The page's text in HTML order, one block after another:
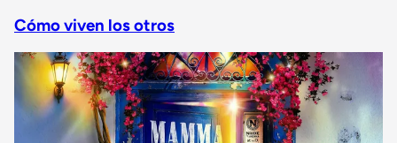
Cómo viven los otros